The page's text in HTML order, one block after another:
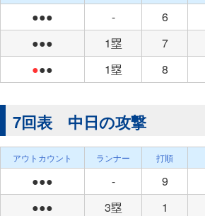
●●● - 6
●●●
1塁 7
●●● 1塁 8
7回表 中日の攻撃
アウトカウント ランナー 打順
●●● - 9
●●●
3塁 1